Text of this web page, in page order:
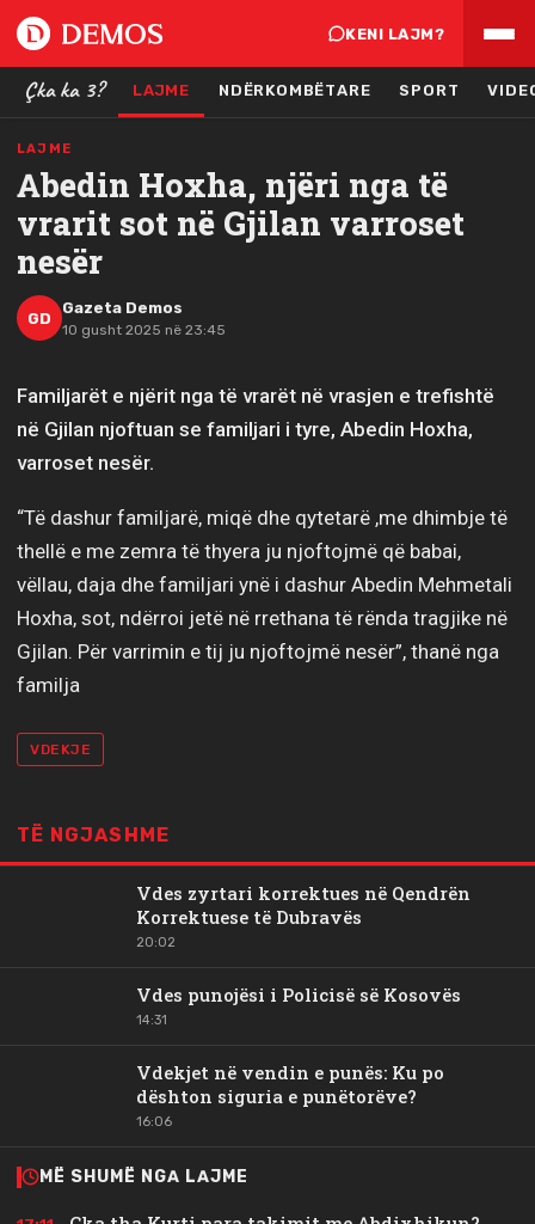
KENI LAJM?
Çka ka 3? LAJME NDËRKOMBËTARE SPORT
LAJME
Abedin Hoxha, njëri nga të
vrarit sot në Gjilan varroset
nesër
GD
Gazeta Demos
10 gusht 2025 në 23:45
Familjarët e njërit nga të vrarët në vrasjen e trefishtë
në Gjilan njoftuan se familjari i tyre, Abedin Hoxha,
varroset nesër.
“Të dashur familjarë, miqë dhe qytetarë ,me dhimbje të
thellë e me zemra të thyera ju njoftojmë që babai,
vëllau, daja dhe familjari ynë i dashur Abedin Mehmetali
Hoxha, sot, ndërroi jetë në rrethana të rënda tragjike në
Gjilan. Për varrimin e tij ju njoftojmë nesër”, thanë nga
familja
VDEKJE
TË NGJASHME
Vdes zyrtari korrektues në Qendrën
Korrektuese të Dubravës
20:02
Vdes punojësi i Policisë së Kosovës
14:31
Vdekjet në vendin e punës: Ku po
dështon siguria e punëtorëve?
16:06
MË SHUMË NGA LAJME